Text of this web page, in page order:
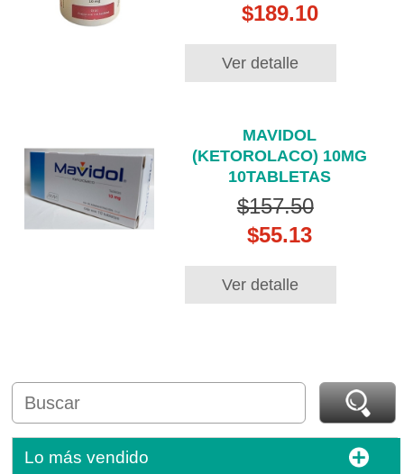
$189.10
Ver detalle
MAVIDOL
(KETOROLACO) 10MG
10TABLETAS
$157.50
$55.13
Ver detalle
Lo más vendido